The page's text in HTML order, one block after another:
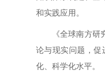
和实践应用。
《全球南方
论与现实问题，
化、科学化水平。